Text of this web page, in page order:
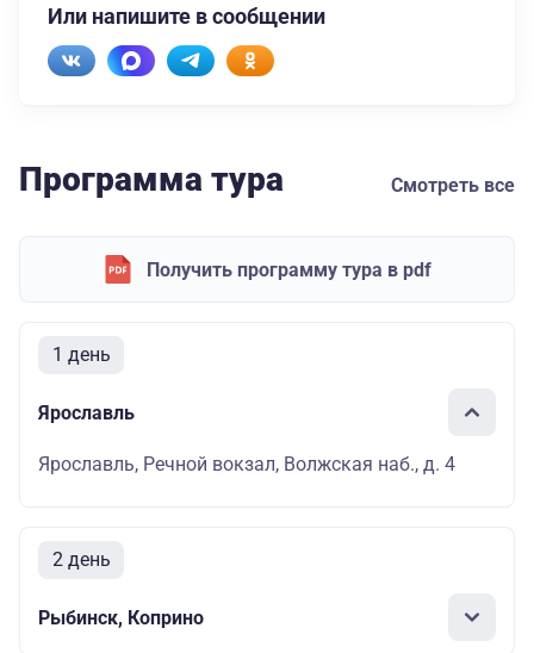
Или напишите в сообщении
Программа тура Смотреть все
Получить программу тура в pdf
1 день
Ярославль
Ярославль, Речной вокзал, Волжская наб., д. 4
2 день
Рыбинск, Коприно